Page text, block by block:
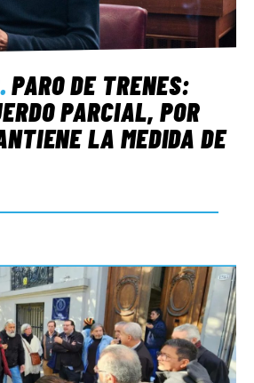
.PARO DE TRENES:
PARCIAL, POR
LA MEDIDA DE